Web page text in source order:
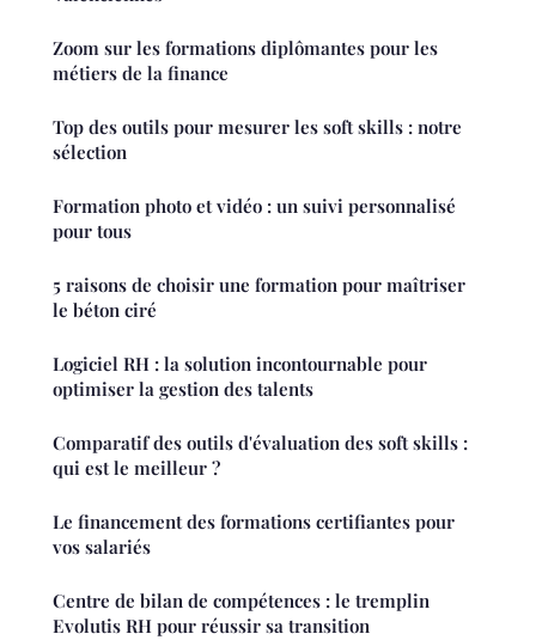
Zoom sur les formations diplômantes pour les
métiers de la finance
Top des outils pour mesurer les soft skills : notre
sélection
Formation photo et vidéo : un suivi personnalisé
pour tous
5 raisons de choisir une formation pour maîtriser
le béton ciré
Logiciel RH : la solution incontournable pour
optimiser la gestion des talents
Comparatif des outils d'évaluation des soft skills :
qui est le meilleur ?
Le financement des formations certifiantes pour
vos salariés
Centre de bilan de compétences : le tremplin
Evolutis RH pour réussir sa transition